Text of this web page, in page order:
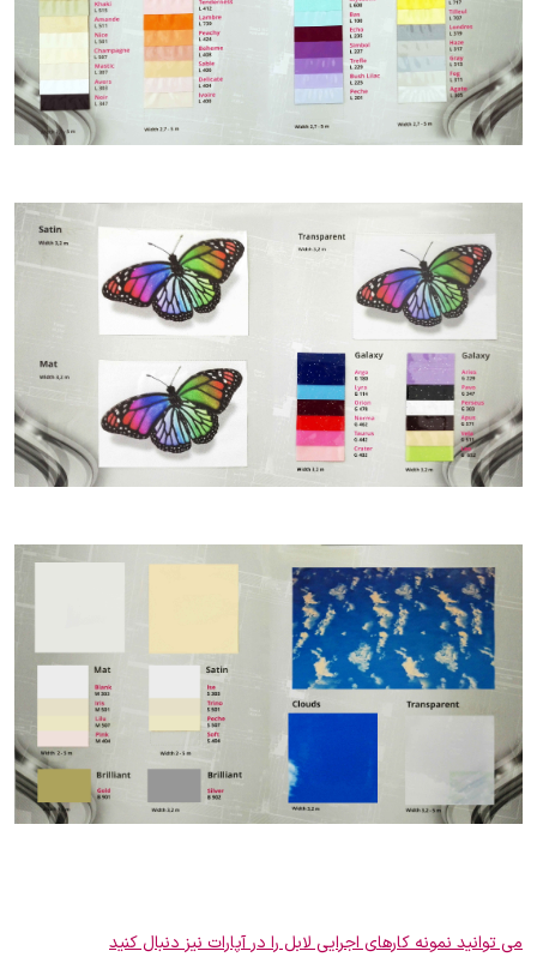
می توانید نمونه کارهای اجرایی لابل را در آپارات نیز دنبال کنید